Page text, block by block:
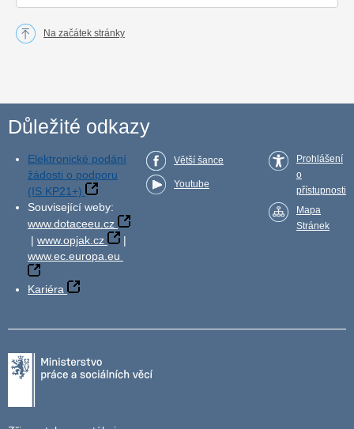
Na začátek stránky
Důležité odkazy
Elektronické podání
žádosti o podporu
(IS KP21+)
Související weby:
www.dotaceeu.cz
| www.opjak.cz
|
www.ec.europa.eu
Kariéra
Větší šance
Youtube
Prohlášení
o
přístupnosti
Mapa
Stránek